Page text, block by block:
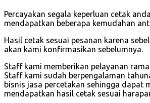
Percayakan segala keperluan cetak
mendapatkan beberapa kemudahan
Hasil cetak sesuai pesanan karena
akan kami konfirmasikan sebelumnya.
Staff kami memberikan pelayanan
Staff kami sudah berpengalaman
bisnis jasa percetakan sehingga dapat
mendapatkan hasil cetak sesuai